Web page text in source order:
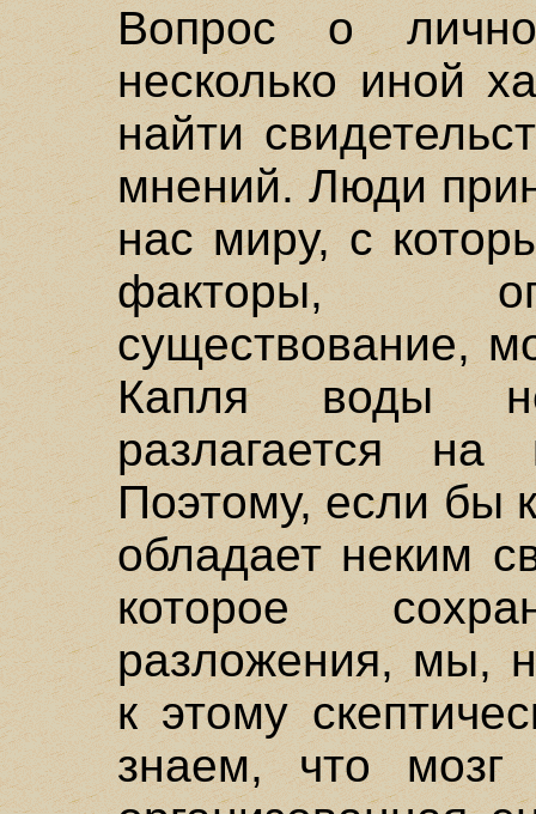
Вопрос о
несколько иной
найти
мнений. Люди
нас миру, с
факторы,
существование,
Капля воды
разлагается
Поэтому, если бы
обладает неким
которое
разложения, мы,
к этому
знаем, что